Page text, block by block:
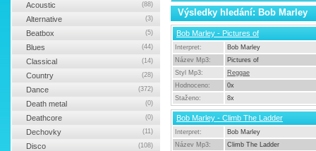
Výsledky hledání: Bob Marley
Bob Marley - Pictures of
Interpret:
Bob Marley
Název Mp3:
Pictures of
Styl Mp3:
Reggae
Hodnoceno:
0x
Staženo:
8x
Bob Marley - Climb The Ladder
Interpret:
Bob Marley
Název Mp3:
Climb The Ladder
Acoustic (88)
Alternative (3)
Beatbox (5)
Blues (44)
Classical (14)
Country (28)
Dance (372)
Death metal (0)
Deathcore (0)
Dechovky (11)
Disco (108)